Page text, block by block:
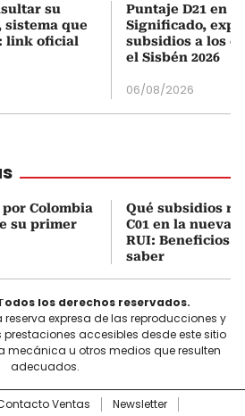
su
sistema que
link oficial
Puntaje D21 en
Significado,
subsidios a los
el Sisbén 2026
06/08/2026
Colombia
su primer
Qué subsidios
C01 en la nueva
RUI: Beneficios
saber
Todos los derechos reservados.
reserva expresa de las reproducciones y
accesibles desde este sitio
mecánica u otros medios que resulten
adecuados.
Ventas Newsletter